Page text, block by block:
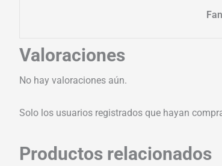
Valoraciones
No hay valoraciones aún.
Solo los usuarios registrados que hayan
Productos relacionados